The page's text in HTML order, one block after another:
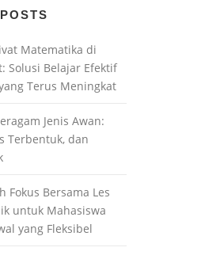
Matematika di
Solusi Belajar Efektif
Terus Meningkat
Jenis Awan:
Terbentuk, dan
Fokus Bersama Les
untuk Mahasiswa
yang Fleksibel